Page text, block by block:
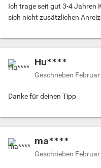
Ich trage seit gut 3-4 Jahren
sich nicht zusätzlichen
Hu****
Geschrieben
Danke für deinen Tipp
ma****
Geschrieben